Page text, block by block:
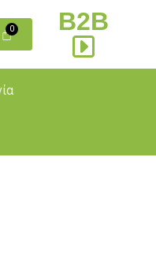
B2B